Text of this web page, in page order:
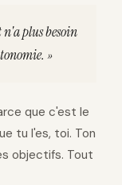
n'a plus besoin
»
que c'est le
tu l'es, toi. Ton
objectifs. Tout